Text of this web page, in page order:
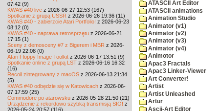
07:42 (9)
KWAS #40 live z 2026-06-27 12:53 (167)
Spotkanie z grupą USSR z 2026-06-26 19:36 (11)
KWAS #40 - zabierzcie Atari Portfolio! z 2026-06-23
08:12 (0)
KWAS #40 - naprawa retrosprzętu z 2026-06-21
17:15 (1)
Sceny z demosceny #7 z Bigerem i MBR z 2026-
06-19 22:08 (0)
Atari Floppy Image Toolkit z 2026-06-17 13:51 (9)
Spotkanie online z grupą LST z 2026-06-16 16:32
(16)
Recoil zintegrowany z macOS z 2026-06-13 21:34
(5)
KWAS #40 odbędzie się w Katowicach z 2026-06-
07 17:59 (25)
Commodore po atarowsku z 2026-05-28 21:50 (21)
Urządzenie z rekordowo szybką transmisją SIO! z
2026-05-24 20:57 (116)
ATASCII Art Editor
ATASCII animations
Animation Studio
Animator (v1)
Animator (v2)
Animator (v3)
Animator (v4)
Animotor
Apac3 Fractals
Apac3 Linker-Viewer
Art Converter!
Artist
Artist Unleashed
Artur
Ascii-Art Editor